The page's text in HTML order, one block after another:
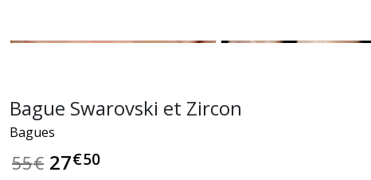
Bague Swarovski et Zircon
Bagues
55€ 27€50